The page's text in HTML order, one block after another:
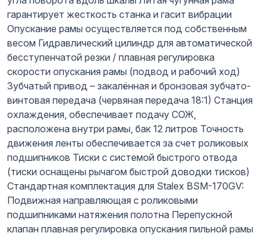
гарантирует жесткость станка и гасит вибрации
Опускание рамы осуществляется под собственным
весом Гидравлический цилиндр для автоматической
бесступенчатой резки / плавная регулировка
скорости опускания рамы (подвод и рабочий ход)
Зубчатый привод – закалённая и бронзовая зубчато-
винтовая передача (червяная передача 18:1) Станция
охлаждения, обеспечивает подачу СОЖ,
расположена внутри рамы, бак 12 литров Точность
движения ленты обеспечивается за счет роликовых
подшипников Тиски с системой быстрого отвода
(тиски оснащены рычагом быстрой доводки тисков)
Стандартная комплектация для Stalex BSM-170GV:
Подвижная направляющая с роликовыми
подшипниками натяжения полотна Перепускной
клапан плавная регулировка опускания пильной рамы